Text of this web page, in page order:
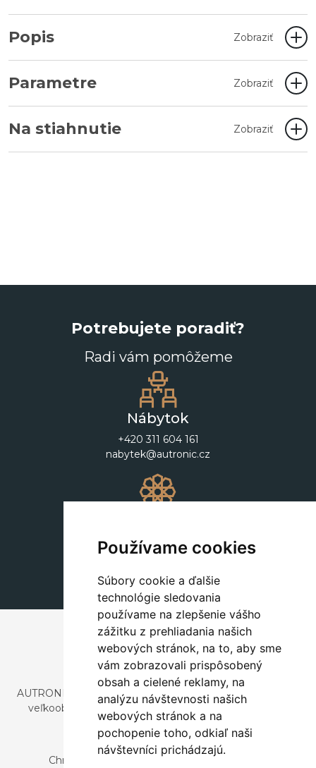
Používame cookies
Súbory cookie a ďalšie
technológie sledovania
používame na zlepšenie vášho
zážitku z prehliadania našich
webových stránok, na to, aby sme
vám zobrazovali prispôsobený
obsah a cielené reklamy, na
analýzu návštevnosti našich
webových stránok a na
pochopenie toho, odkiaľ naši
návštevníci prichádzajú.
Popis Zobraziť
Parametre Zobraziť
Na stiahnutie Zobraziť
Potrebujete poradiť?
Radi vám pomôžeme
Nábytok
+420 311 604 161
nabytek@autronic.cz
+420 311 604 182
dekorace@autronic.cz
AUTRONIC, s.r.o. je spoločnosť zaoberajúca sa dovozom a
veľkoobchodným predajom dizajnového aj štýlového
nábytku a dekorácií.
Česká republika
Chrustenice 270, 267 12 Loděnice u Berouna